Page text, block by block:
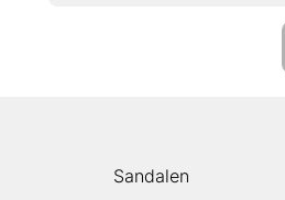
Sandalen